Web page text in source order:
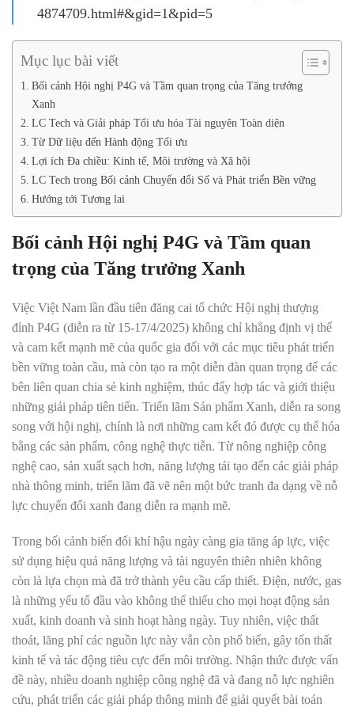
4874709.html#&gid=1&pid=5
Mục lục bài viết
Bối cảnh Hội nghị P4G và Tầm quan trọng của Tăng trưởng
Xanh
LC Tech và Giải pháp Tối ưu hóa Tài nguyên Toàn diện
Từ Dữ liệu đến Hành động Tối ưu
Lợi ích Đa chiều: Kinh tế, Môi trường và Xã hội
LC Tech trong Bối cảnh Chuyển đổi Số và Phát triển Bền vững
Hướng tới Tương lai
Bối cảnh Hội nghị P4G và Tầm quan
trọng của Tăng trưởng Xanh
Việc Việt Nam lần đầu tiên đăng cai tổ chức Hội nghị thượng
đỉnh P4G (diễn ra từ 15-17/4/2025) không chỉ khẳng định vị thế
và cam kết mạnh mẽ của quốc gia đối với các mục tiêu phát triển
bền vững toàn cầu, mà còn tạo ra một diễn đàn quan trọng để các
bên liên quan chia sẻ kinh nghiệm, thúc đẩy hợp tác và giới thiệu
những giải pháp tiên tiến. Triển lãm Sản phẩm Xanh, diễn ra song
song với hội nghị, chính là nơi những cam kết đó được cụ thể hóa
bằng các sản phẩm, công nghệ thực tiễn. Từ nông nghiệp công
nghệ cao, sản xuất sạch hơn, năng lượng tái tạo đến các giải pháp
nhà thông minh, triển lãm đã vẽ nên một bức tranh đa dạng về nỗ
lực chuyển đổi xanh đang diễn ra mạnh mẽ.
Trong bối cảnh biến đổi khí hậu ngày càng gia tăng áp lực, việc
sử dụng hiệu quả năng lượng và tài nguyên thiên nhiên không
còn là lựa chọn mà đã trở thành yêu cầu cấp thiết. Điện, nước, gas
là những yếu tố đầu vào không thể thiếu cho mọi hoạt động sản
xuất, kinh doanh và sinh hoạt hàng ngày. Tuy nhiên, việc thất
thoát, lãng phí các nguồn lực này vẫn còn phổ biến, gây tổn thất
kinh tế và tác động tiêu cực đến môi trường. Nhận thức được vấn
đề này, nhiều doanh nghiệp công nghệ đã và đang nỗ lực nghiên
cứu, phát triển các giải pháp thông minh để giải quyết bài toán